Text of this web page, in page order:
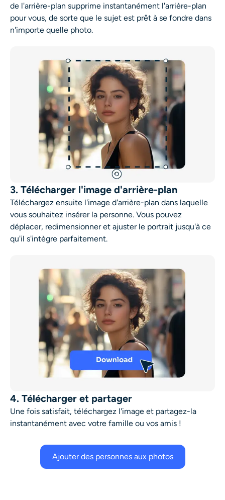
de l'arrière-plan supprime instantanément l'arrière-plan
pour vous, de sorte que le sujet est prêt à se fondre dans
n'importe quelle photo.
3. Télécharger l'image d'arrière-plan
Téléchargez ensuite l'image d'arrière-plan dans laquelle
vous souhaitez insérer la personne. Vous pouvez
déplacer, redimensionner et ajuster le portrait jusqu'à ce
qu'il s'intègre parfaitement.
4. Télécharger et partager
Une fois satisfait, téléchargez l'image et partagez-la
instantanément avec votre famille ou vos amis !
Ajouter des personnes aux photos